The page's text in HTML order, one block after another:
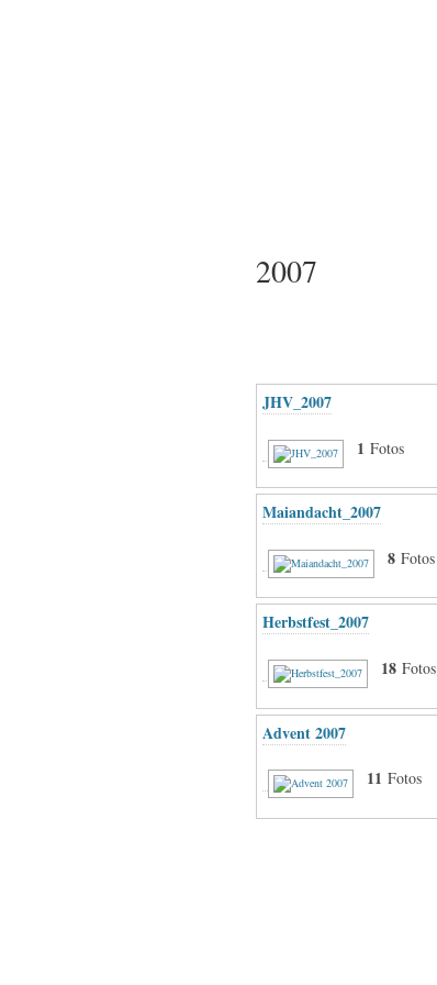
2007
JHV_2007
1 Fotos
Maiandacht_2007
8 Fotos
Herbstfest_2007
18 Fotos
Advent 2007
11 Fotos